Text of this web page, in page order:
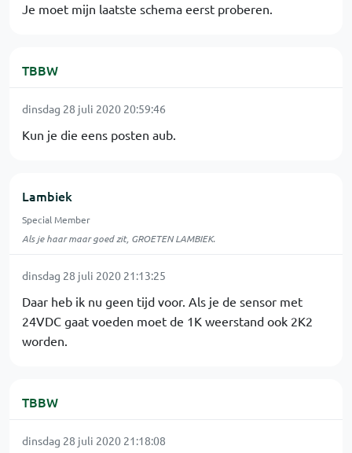
Je moet mijn laatste schema eerst proberen.
TBBW
dinsdag 28 juli 2020 20:59:46
Kun je die eens posten aub.
Lambiek
Special Member
Als je haar maar goed zit, GROETEN LAMBIEK.
dinsdag 28 juli 2020 21:13:25
Daar heb ik nu geen tijd voor. Als je de sensor met
24VDC gaat voeden moet de 1K weerstand ook 2K2
worden.
TBBW
dinsdag 28 juli 2020 21:18:08